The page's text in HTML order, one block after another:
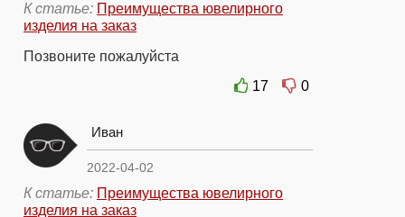
К статье: Преимущества ювелирного
изделия на заказ
Позвоните пожалуйста
17
0
Иван
2022-04-02
К статье: Преимущества ювелирного
изделия на заказ